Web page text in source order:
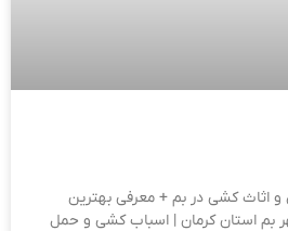
و اثاث کشی در بم + معرفی بهترین
بم استان کرمان | اسباب کشی و حمل